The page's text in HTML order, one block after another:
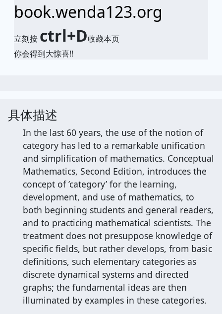
book.wenda123.org
立刻按 ctrl+D收藏本页
你会得到大惊喜!!
具体描述
In the last 60 years, the use of the notion of
category has led to a remarkable unification
and simplification of mathematics. Conceptual
Mathematics, Second Edition, introduces the
concept of ’category’ for the learning,
development, and use of mathematics, to
both beginning students and general readers,
and to practicing mathematical scientists. The
treatment does not presuppose knowledge of
specific fields, but rather develops, from basic
definitions, such elementary categories as
discrete dynamical systems and directed
graphs; the fundamental ideas are then
illuminated by examples in these categories.